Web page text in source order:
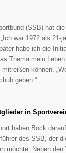
(SSB) hat
war 1972 als 21-
habe ich die
Thema mein
mitreißen können.
geben.“
in
haben Bock
des SSB, der
möchte. Neben